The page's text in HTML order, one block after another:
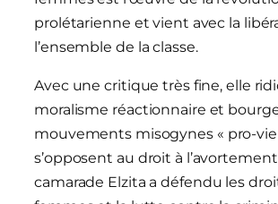
prolétarienne et vient avec la
l’ensemble de la classe.
Avec une critique très fine, elle
moralisme réactionnaire et
mouvements misogynes « pro-vie
s’opposent au droit à
camarade Elzita a défendu les